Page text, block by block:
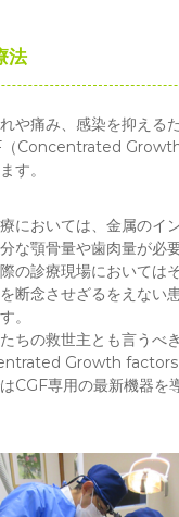
法
や痛み、感染を抑える
（Concentrated
す。
においては、金属のイ
な顎骨量や歯肉量が必
の診療現場においては
断念させざるをえない
。
ちの救世主とも言うべ
Growth factors
CGF専用の最新機器を